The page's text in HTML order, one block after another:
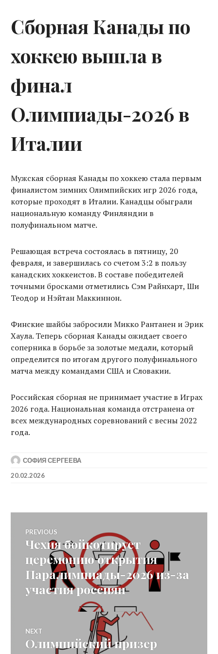
Сборная Канады по
хоккею вышла в
финал
Олимпиады-2026 в
Италии
Мужская сборная Канады по хоккею стала первым
финалистом зимних Олимпийских игр 2026 года,
которые проходят в Италии. Канадцы обыграли
национальную команду Финляндии в
полуфинальном матче.
Решающая встреча состоялась в пятницу, 20
февраля, и завершилась со счетом 3:2 в пользу
канадских хоккеистов. В составе победителей
точными бросками отметились Сэм Райнхарт, Ши
Теодор и Нэйтан Маккиннон.
Финские шайбы забросили Микко Рантанен и Эрик
Хаула. Теперь сборная Канады ожидает своего
соперника в борьбе за золотые медали, который
определится по итогам другого полуфинального
матча между командами США и Словакии.
Российская сборная не принимает участие в Играх
2026 года. Национальная команда отстранена от
всех международных соревнований с весны 2022
года.
СОФИЯ СЕРГЕЕВА
20.02.2026
Post
navigation
PREVIOUS
Previous
Чехия бойкотирует
церемонию открытия
Паралимпиады-2026 из-за
участия россиян
NEXT
Next
Олимпийский призер